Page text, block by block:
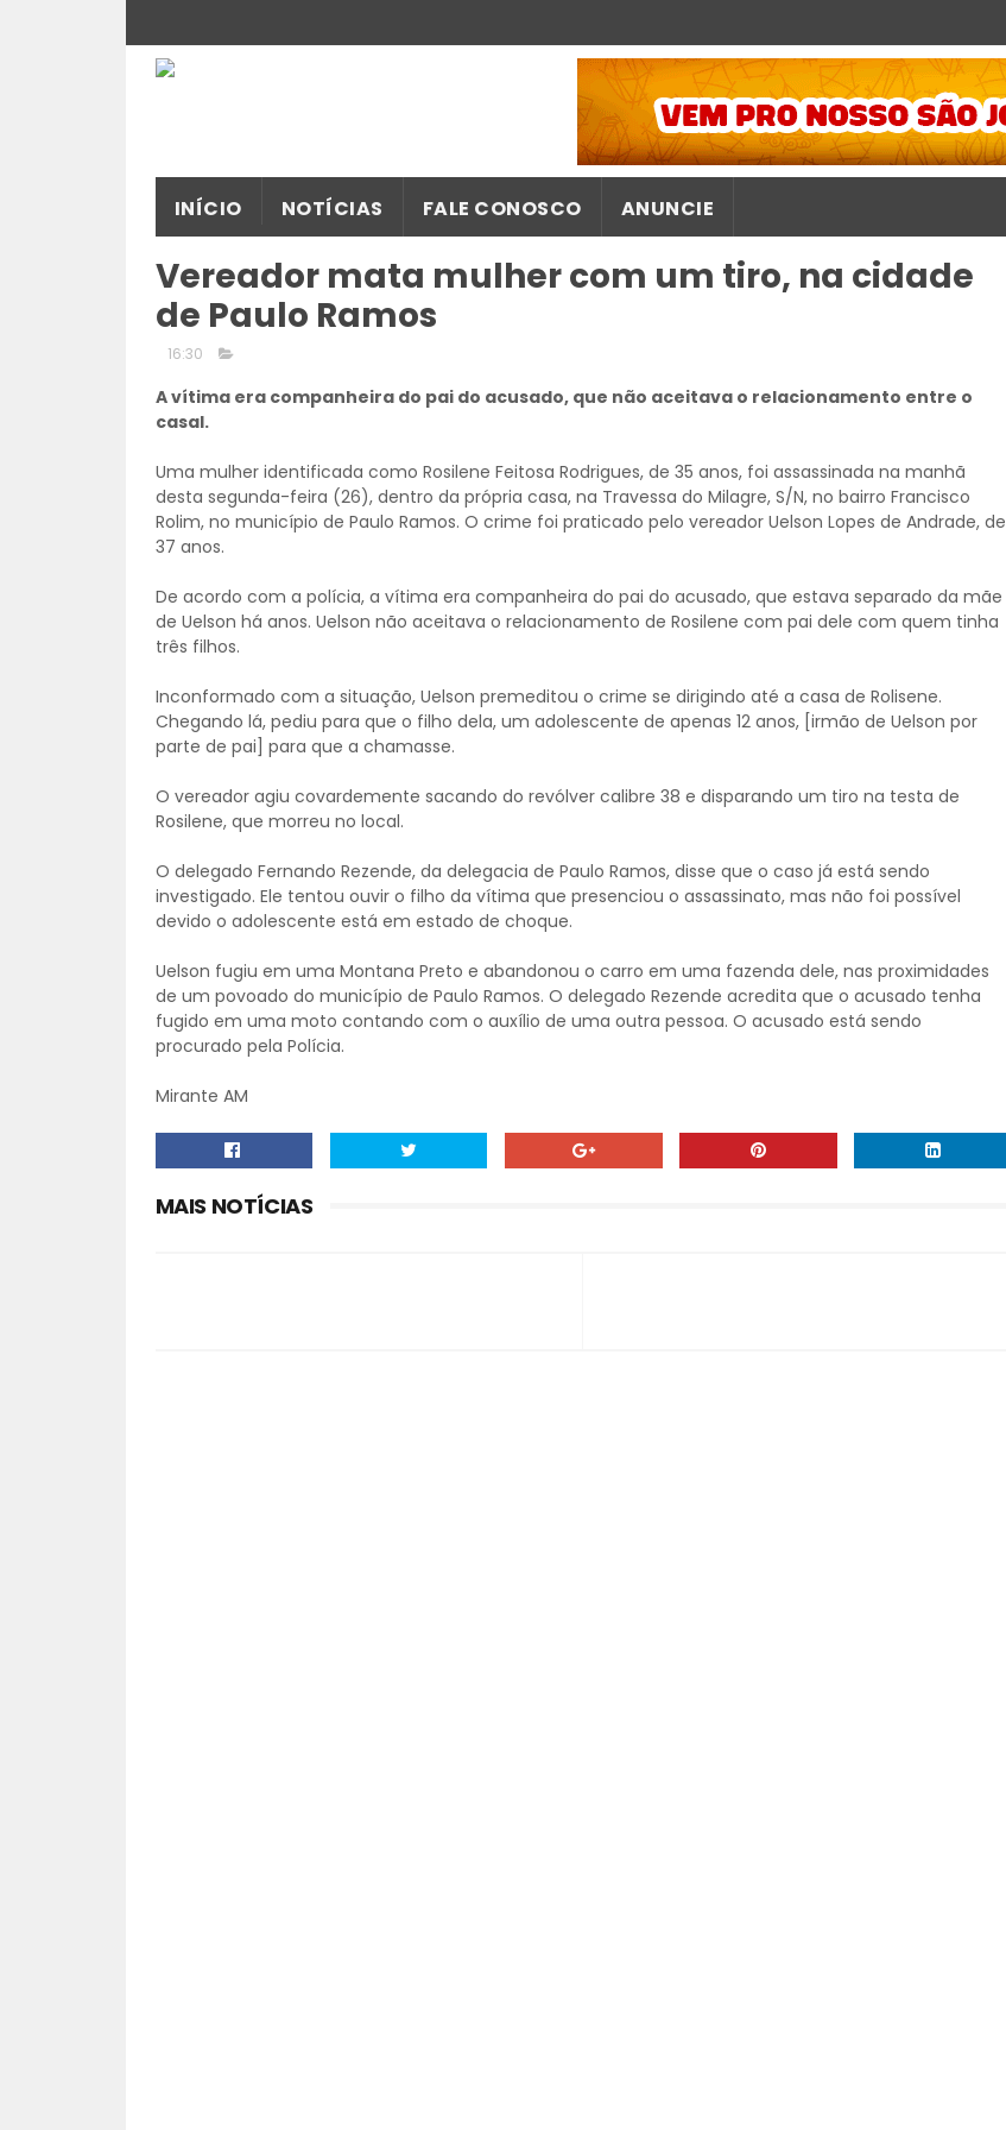
INÍCIO NOTÍCIAS FALE CONOSCO ANUNCIE
Vereador mata mulher com um tiro, na cidade
de Paulo Ramos
16:30
A vítima era companheira do pai do acusado, que não aceitava o relacionamento entre o
casal.
Uma mulher identificada como Rosilene Feitosa Rodrigues, de 35 anos, foi assassinada na manhã
desta segunda-feira (26), dentro da própria casa, na Travessa do Milagre, S/N, no bairro Francisco
Rolim, no município de Paulo Ramos. O crime foi praticado pelo vereador Uelson Lopes de Andrade, de
37 anos.
De acordo com a polícia, a vítima era companheira do pai do acusado, que estava separado da mãe
de Uelson há anos. Uelson não aceitava o relacionamento de Rosilene com pai dele com quem tinha
três filhos.
Inconformado com a situação, Uelson premeditou o crime se dirigindo até a casa de Rolisene.
Chegando lá, pediu para que o filho dela, um adolescente de apenas 12 anos, [irmão de Uelson por
parte de pai] para que a chamasse.
O vereador agiu covardemente sacando do revólver calibre 38 e disparando um tiro na testa de
Rosilene, que morreu no local.
O delegado Fernando Rezende, da delegacia de Paulo Ramos, disse que o caso já está sendo
investigado. Ele tentou ouvir o filho da vítima que presenciou o assassinato, mas não foi possível
devido o adolescente está em estado de choque.
Uelson fugiu em uma Montana Preto e abandonou o carro em uma fazenda dele, nas proximidades
de um povoado do município de Paulo Ramos. O delegado Rezende acredita que o acusado tenha
fugido em uma moto contando com o auxílio de uma outra pessoa. O acusado está sendo
procurado pela Polícia.
Mirante AM
MAIS NOTÍCIAS